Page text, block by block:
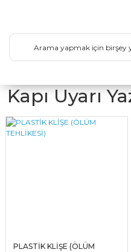
Kapı Uyarı
PLASTİK KLİŞE (ÖLÜM